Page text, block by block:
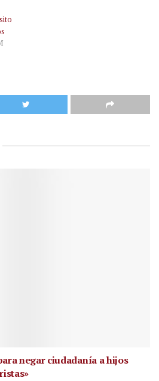
negar ciudadanía a hijos